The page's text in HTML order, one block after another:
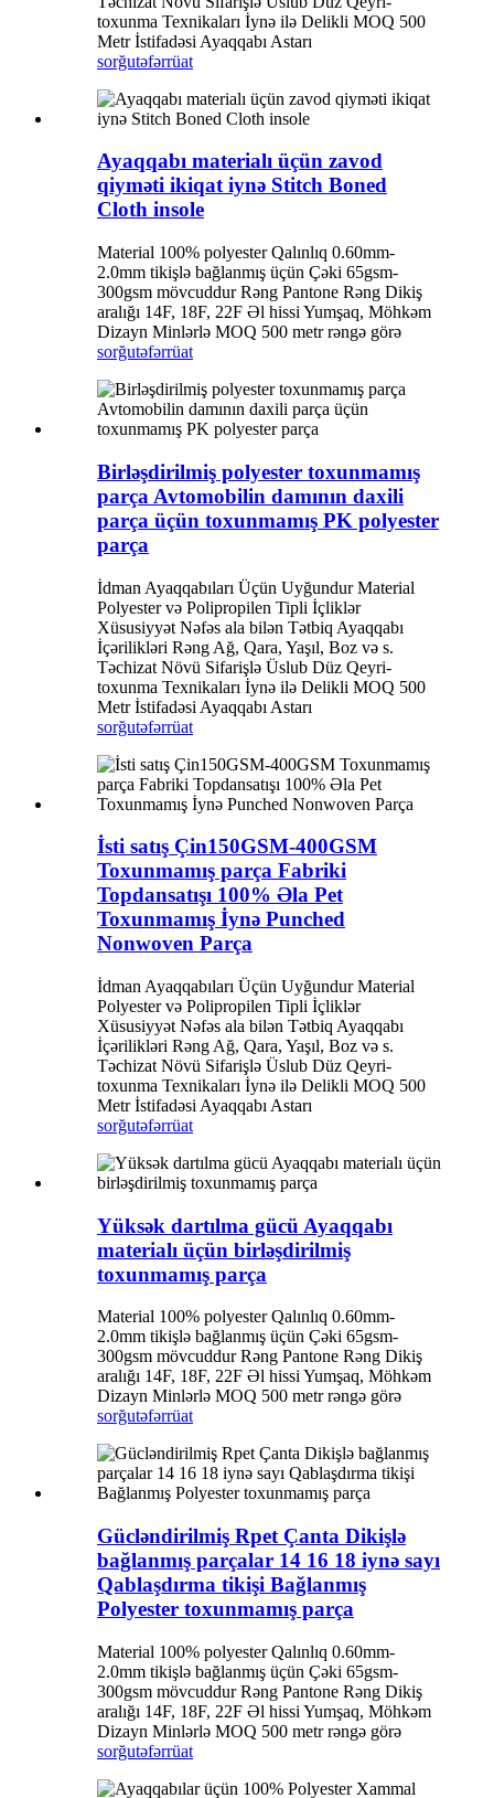
toxunma Texnikaları İynə ilə Delikli MOQ 500
Metr İstifadəsi Ayaqqabı Astarı
sorğutəfərrüat
Ayaqqabı materialı üçün zavod
qiyməti ikiqat iynə Stitch Boned
Cloth insole
Material 100% polyester Qalınlıq 0.60mm-
2.0mm tikişlə bağlanmış üçün Çəki 65gsm-
300gsm mövcuddur Rəng Pantone Rəng Dikiş
aralığı 14F, 18F, 22F Əl hissi Yumşaq, Möhkəm
Dizayn Minlərlə MOQ 500 metr rəngə görə
sorğutəfərrüat
Birləşdirilmiş polyester toxunmamış
parça Avtomobilin damının daxili
parça üçün toxunmamış PK polyester
parça
İdman Ayaqqabıları Üçün Uyğundur Material
Polyester və Polipropilen Tipli İçliklər
Xüsusiyyət Nəfəs ala bilən Tətbiq Ayaqqabı
İçərilikləri Rəng Ağ, Qara, Yaşıl, Boz və s.
Təchizat Növü Sifarişlə Üslub Düz Qeyri-
toxunma Texnikaları İynə ilə Delikli MOQ 500
Metr İstifadəsi Ayaqqabı Astarı
sorğutəfərrüat
İsti satış Çin150GSM-400GSM
Toxunmamış parça Fabriki
Topdansatışı 100% Əla Pet
Toxunmamış İynə Punched
Nonwoven Parça
İdman Ayaqqabıları Üçün Uyğundur Material
Polyester və Polipropilen Tipli İçliklər
Xüsusiyyət Nəfəs ala bilən Tətbiq Ayaqqabı
İçərilikləri Rəng Ağ, Qara, Yaşıl, Boz və s.
Təchizat Növü Sifarişlə Üslub Düz Qeyri-
toxunma Texnikaları İynə ilə Delikli MOQ 500
Metr İstifadəsi Ayaqqabı Astarı
sorğutəfərrüat
Yüksək dartılma gücü Ayaqqabı
materialı üçün birləşdirilmiş
toxunmamış parça
Material 100% polyester Qalınlıq 0.60mm-
2.0mm tikişlə bağlanmış üçün Çəki 65gsm-
300gsm mövcuddur Rəng Pantone Rəng Dikiş
aralığı 14F, 18F, 22F Əl hissi Yumşaq, Möhkəm
Dizayn Minlərlə MOQ 500 metr rəngə görə
sorğutəfərrüat
Gücləndirilmiş Rpet Çanta Dikişlə
bağlanmış parçalar 14 16 18 iynə sayı
Qablaşdırma tikişi Bağlanmış
Polyester toxunmamış parça
Material 100% polyester Qalınlıq 0.60mm-
2.0mm tikişlə bağlanmış üçün Çəki 65gsm-
300gsm mövcuddur Rəng Pantone Rəng Dikiş
aralığı 14F, 18F, 22F Əl hissi Yumşaq, Möhkəm
Dizayn Minlərlə MOQ 500 metr rəngə görə
sorğutəfərrüat